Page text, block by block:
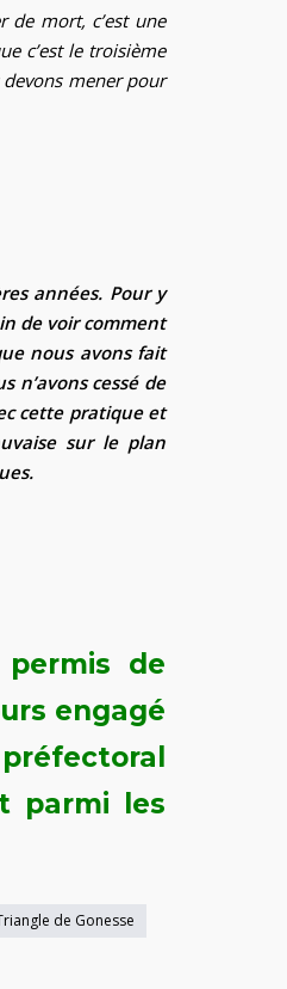
de mort, c’est une
c’est le troisième
mener pour
années. Pour y
de voir comment
nous avons fait
n’avons cessé de
cette pratique et
sur le plan
de
engagé
parmi les
de Gonesse